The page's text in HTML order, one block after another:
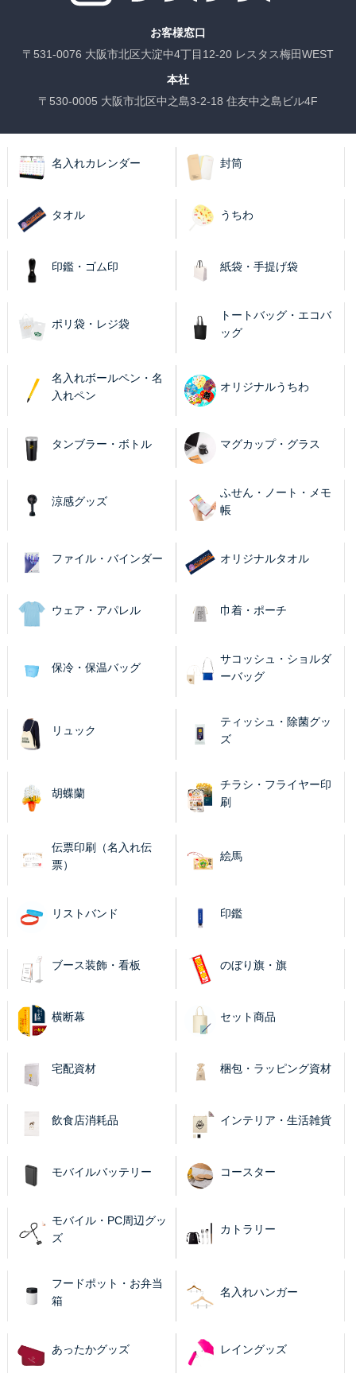
お客様窓口
〒531-0076 大阪市北区大淀中4丁目12-20 レスタス梅田WEST
本社
〒530-0005 大阪市北区中之島3-2-18 住友中之島ビル4F
名入れカレンダー 封筒
タオル うちわ
印鑑・ゴム印 紙袋・手提げ袋
ポリ袋・レジ袋
トートバッグ・エコバ
ッグ
名入れボールペン・名
入れペン
オリジナルうちわ
タンブラー・ボトル マグカップ・グラス
涼感グッズ
ふせん・ノート・メモ
帳
ファイル・バインダー オリジナルタオル
ウェア・アパレル 巾着・ポーチ
保冷・保温バッグ
サコッシュ・ショルダ
ーバッグ
リュック
ティッシュ・除菌グッ
ズ
胡蝶蘭
チラシ・フライヤー印
刷
伝票印刷（名入れ伝
票）
絵馬
リストバンド 印鑑
ブース装飾・看板 のぼり旗・旗
横断幕 セット商品
宅配資材 梱包・ラッピング資材
飲食店消耗品 インテリア・生活雑貨
モバイルバッテリー コースター
モバイル・PC周辺グッ
ズ
カトラリー
フードポット・お弁当
箱
名入れハンガー
あったかグッズ レイングッズ